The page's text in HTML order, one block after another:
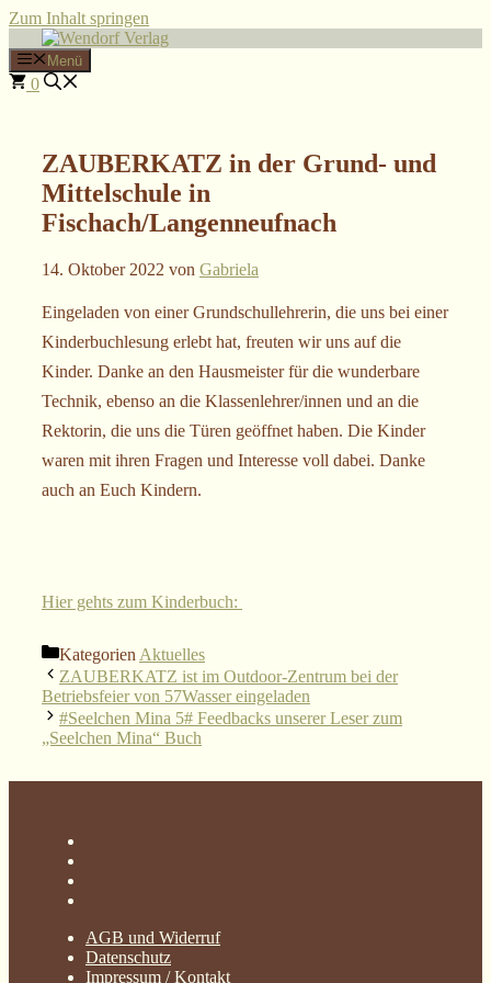
Zum Inhalt springen
Menü
0
ZAUBERKATZ in der Grund- und
Mittelschule in
Fischach/Langenneufnach
14. Oktober 2022 von Gabriela
Eingeladen von einer Grundschullehrerin, die uns bei einer
Kinderbuchlesung erlebt hat, freuten wir uns auf die
Kinder. Danke an den Hausmeister für die wunderbare
Technik, ebenso an die Klassenlehrer/innen und an die
Rektorin, die uns die Türen geöffnet haben. Die Kinder
waren mit ihren Fragen und Interesse voll dabei. Danke
auch an Euch Kindern.
Hier gehts zum Kinderbuch:
Kategorien Aktuelles
ZAUBERKATZ ist im Outdoor-Zentrum bei der
Betriebsfeier von 57Wasser eingeladen
#Seelchen Mina 5# Feedbacks unserer Leser zum
„Seelchen Mina“ Buch
AGB und Widerruf
Datenschutz
Impressum / Kontakt